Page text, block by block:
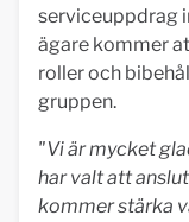
serviceuppdrag
ägare kommer
roller och
gruppen.
"Vi är mycket
har valt att
kommer stärka